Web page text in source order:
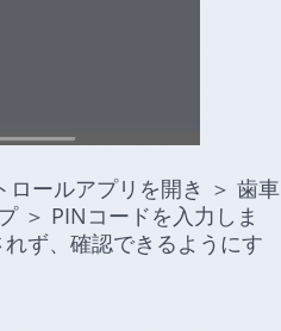
ールアプリを開き ＞ 歯車
＞ PINコードを入力しま
ず、確認できるようにす